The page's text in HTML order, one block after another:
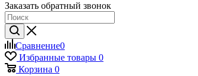
Заказать обратный звонок
Сравнение0
Избранные товары 0
Корзина 0